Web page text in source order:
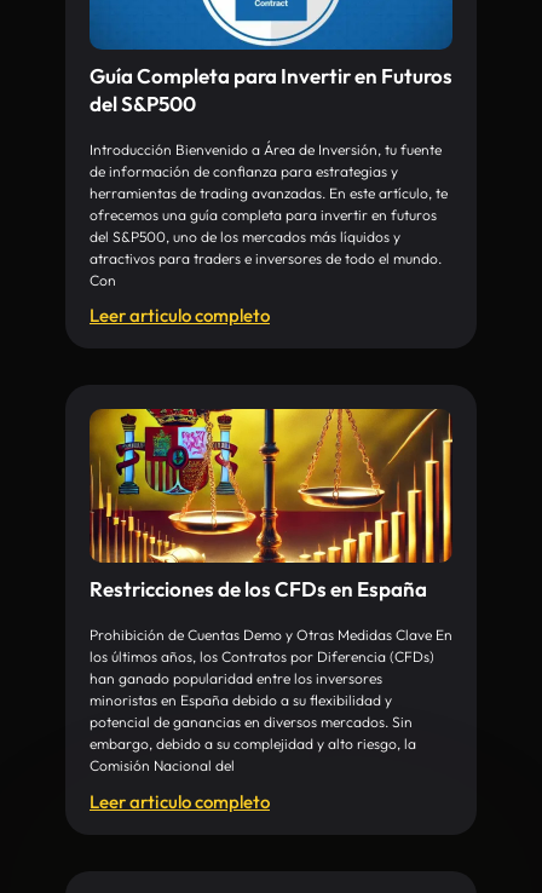
Guía Completa para Invertir en Futuros
del S&P500
Introducción Bienvenido a Área de Inversión, tu fuente
de información de confianza para estrategias y
herramientas de trading avanzadas. En este artículo, te
ofrecemos una guía completa para invertir en futuros
del S&P500, uno de los mercados más líquidos y
atractivos para traders e inversores de todo el mundo.
Con
Leer articulo completo
Restricciones de los CFDs en España
Prohibición de Cuentas Demo y Otras Medidas Clave En
los últimos años, los Contratos por Diferencia (CFDs)
han ganado popularidad entre los inversores
minoristas en España debido a su flexibilidad y
potencial de ganancias en diversos mercados. Sin
embargo, debido a su complejidad y alto riesgo, la
Comisión Nacional del
Leer articulo completo